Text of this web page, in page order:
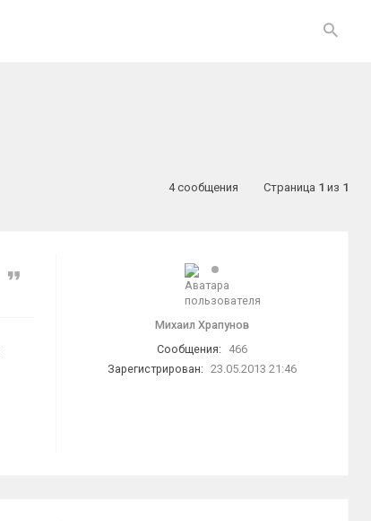
4 сообщения Страница 1 из 1
Михаил Храпунов
Сообщения:
466
Зарегистрирован: 23.05.2013 21:46
Цитата